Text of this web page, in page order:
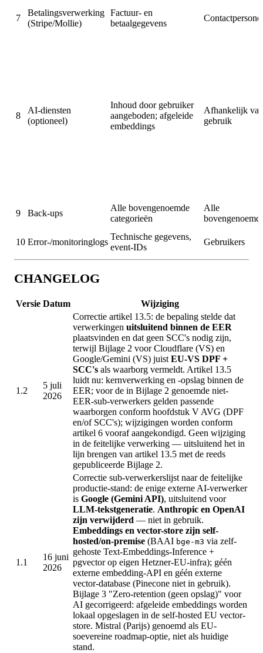
7
Betalingsverwerking
(Stripe/Mollie)
Factuur- en
betaalgegevens
8
AI-diensten
(optioneel)
Inhoud door gebruiker
aangeboden; afgeleide
embeddings
Afhankelijk van
gebruik
9 Back-ups
Alle bovengenoemde
categorieën
Alle
10 Error-/monitoringlogs
Technische gegevens,
event-IDs
Gebruikers
CHANGELOG
Versie Datum Wijziging
1.2
5 juli
2026
Correctie artikel 13.5: de bepaling stelde dat
verwerkingen uitsluitend binnen de EER
plaatsvinden en dat geen SCC's nodig zijn,
terwijl Bijlage 2 voor Cloudflare (VS) en
Google/Gemini (VS) juistEU-VS DPF +
SCC's als waarborg vermeldt. Artikel 13.5
luidt nu: kernverwerking en -opslag binnen de
EER; voor de in Bijlage 2 genoemde niet-
EER-sub-verwerkers gelden passende
waarborgen conform hoofdstuk V AVG (DPF
en/of SCC's); wijzigingen worden conform
artikel 6 vooraf aangekondigd. Geen wijziging
in de feitelijke verwerking — uitsluitend het in
lijn brengen van artikel 13.5 met de reeds
gepubliceerde Bijlage 2.
1.1
16 juni
2026
Correctie sub-verwerkerslijst naar de feitelijke
productie-stand: de enige externe AI-verwerker
is Google (Gemini API), uitsluitend voor
LLM-tekstgeneratie. Anthropic en OpenAI
zijn verwijderd — niet in gebruik.
Embeddings en vector-store zijn self-
hosted/on-premise (BAAI bge-m3 via zelf-
gehoste Text-Embeddings-Inference +
pgvector op eigen Hetzner-EU-infra); géén
externe embedding-API en géén externe
vector-database (Pinecone niet in gebruik).
Bijlage 3 "Zero-retention (geen opslag)" voor
AI gecorrigeerd: afgeleide embeddings worden
lokaal opgeslagen in de self-hosted EU vector-
store. Mistral (Parijs) genoemd als EU-
soevereine roadmap-optie, niet als huidige
stand.